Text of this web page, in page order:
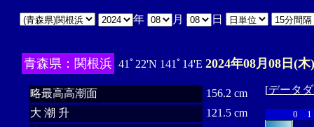
年 月 日
青森県：関根浜 41ﾟ22'N 141ﾟ14'E 2024年08月08日(木)
略最高高潮面
156.2 cm
大 潮 升
121.5 cm
[データ
0 1